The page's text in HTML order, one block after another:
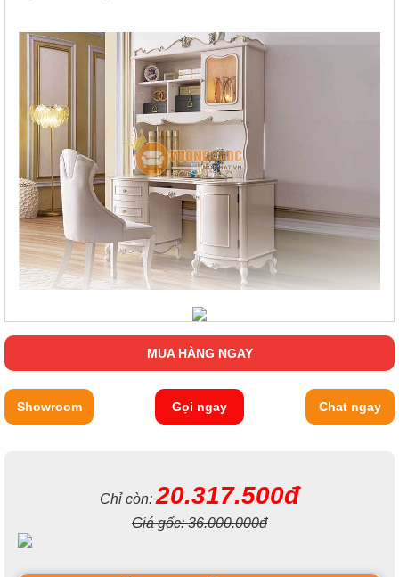
MUA HÀNG NGAY
Showroom Gọi ngay Chat ngay
Chỉ còn:20.317.500đ
Giá gốc:36.000.000đ